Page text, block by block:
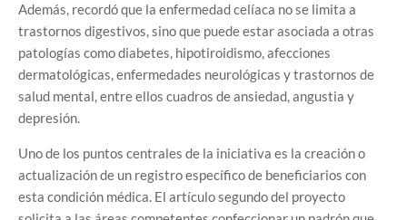
Además, recordó que la enfermedad celíaca no se limita a
trastornos digestivos, sino que puede estar asociada a otras
patologías como diabetes, hipotiroidismo, afecciones
dermatológicas, enfermedades neurológicas y trastornos de
salud mental, entre ellos cuadros de ansiedad, angustia y
depresión.
Uno de los puntos centrales de la iniciativa es la creación o
actualización de un registro específico de beneficiarios con
esta condición médica. El artículo segundo del proyecto